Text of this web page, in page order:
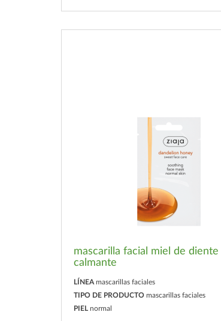
mascarilla facial miel de
calmante
LÍNEA mascarillas faciales
TIPO DE PRODUCTO mascarillas faciales
PIEL normal